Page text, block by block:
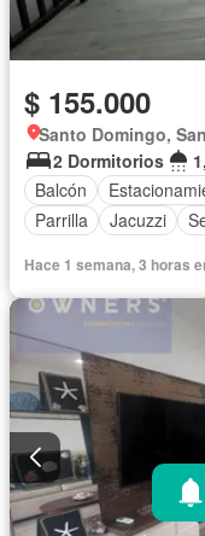
$ 155.000
Santo Domingo,
2 Dormitorios
Balcón
Parrilla
Jacuzzi
Hace 1 semana, 3 horas